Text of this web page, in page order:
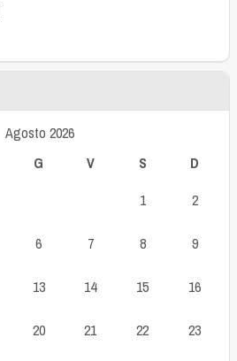
Agosto 2026
G V S D
1 2
6 7 8 9
13 14 15 16
20 21 22 23